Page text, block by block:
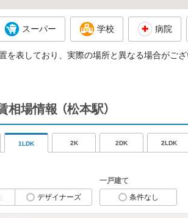
スーパー 学校 病院
を表しており、実際の場所と異なる場合がご
相場情報 （松本駅）
1LDK 2K 2DK 2LDK
デザイナーズ
一戸建て
条件なし